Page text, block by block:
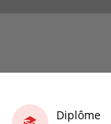
Diplôme